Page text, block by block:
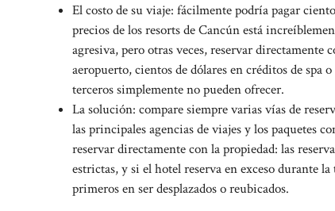
El costo de su viaje: fácilmente podría pagar
precios de los resorts de Cancún está
agresiva, pero otras veces, reservar directamente
aeropuerto, cientos de dólares en créditos de spa
terceros simplemente no pueden ofrecer.
La solución: compare siempre varias vías de
las principales agencias de viajes y los paquetes
reservar directamente con la propiedad: las
estrictas, y si el hotel reserva en exceso durante
primeros en ser desplazados o reubicados.